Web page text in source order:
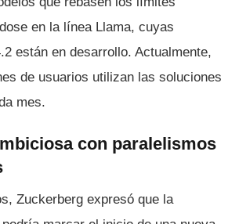
en la línea Llama, cuyas
están en desarrollo. Actualmente,
de usuarios utilizan las soluciones
mes.
con paralelismos
Zuckerberg expresó que la